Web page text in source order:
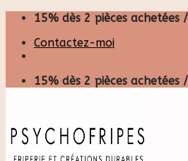
Skip
content
15% dès 2 pièces
Contactez-moi
15% dès 2 pièces